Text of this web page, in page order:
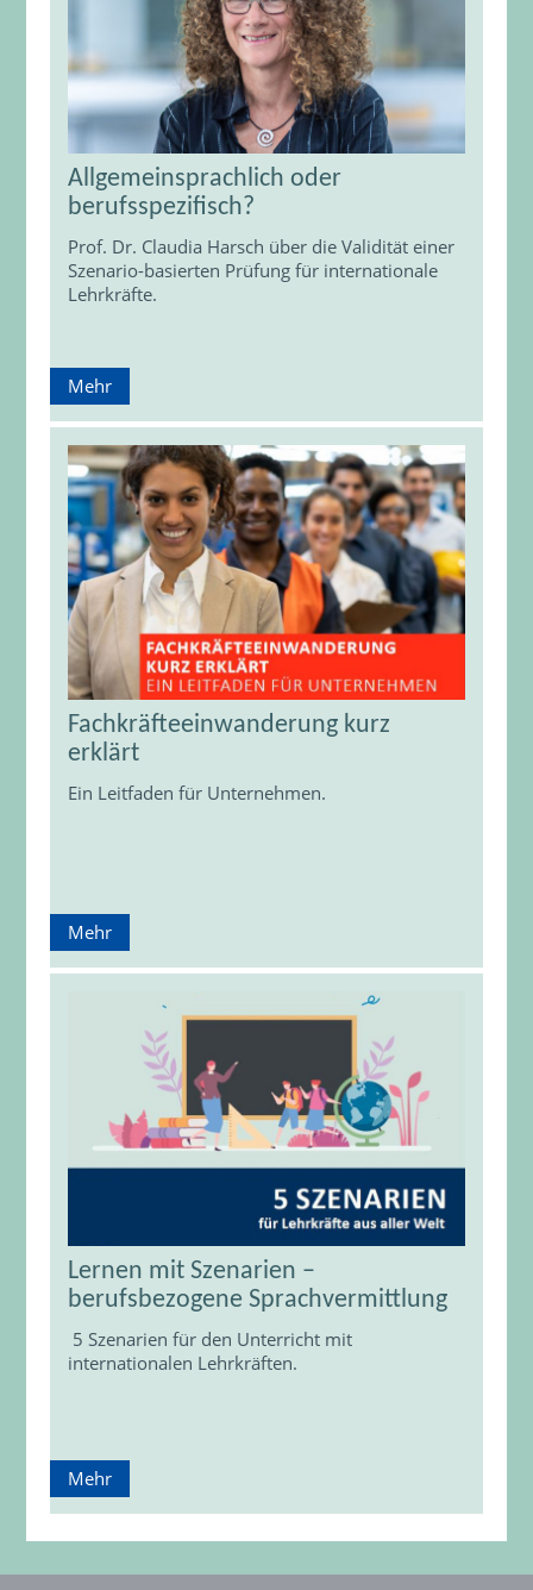
Allgemeinsprachlich oder
berufsspezifisch?
Prof. Dr. Claudia Harsch über die Validität einer
Szenario-basierten Prüfung für internationale
Lehrkräfte.
Mehr
Fachkräfteeinwanderung kurz
erklärt
Ein Leitfaden für Unternehmen.
Mehr
Lernen mit Szenarien –
berufsbezogene Sprachvermittlung
5 Szenarien für den Unterricht mit
internationalen Lehrkräften.
Mehr